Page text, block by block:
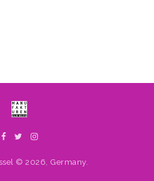
© 2026, Germany.